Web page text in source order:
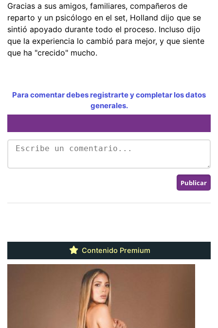
Gracias a sus amigos, familiares, compañeros de
reparto y un psicólogo en el set, Holland dijo que se
sintió apoyado durante todo el proceso. Incluso dijo
que la experiencia lo cambió para mejor, y que siente
que ha "crecido" mucho.
Para comentar debes registrarte y completar los datos
generales.
Contenido Premium